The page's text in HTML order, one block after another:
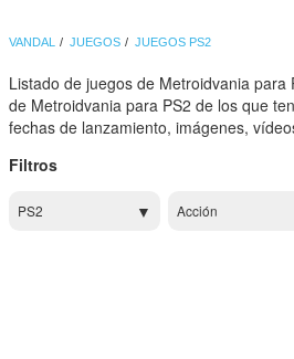
VANDAL JUEGOS JUEGOS PS2
Listado de juegos de Metroidvania para
de Metroidvania para PS2 de los que
fechas de lanzamiento, imágenes,
Filtros
PS2 Acción